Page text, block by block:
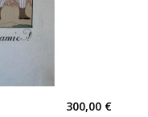
300,00 €